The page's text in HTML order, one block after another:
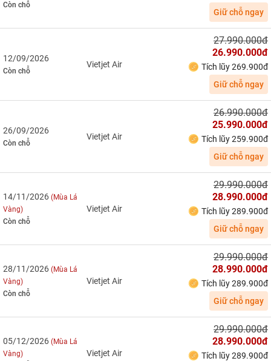
Còn chỗ
Giữ chỗ ngay
12/09/2026
Còn chỗ
Vietjet Air
27.990.000đ
26.990.000đ
Tích lũy 269.900đ
Giữ chỗ ngay
26/09/2026
Còn chỗ
Vietjet Air
26.990.000đ
25.990.000đ
Tích lũy 259.900đ
Giữ chỗ ngay
14/11/2026 (Mùa Lá
Vàng)
Còn chỗ
Vietjet Air
29.990.000đ
28.990.000đ
Tích lũy 289.900đ
Giữ chỗ ngay
28/11/2026 (Mùa Lá
Vàng)
Còn chỗ
Vietjet Air
29.990.000đ
28.990.000đ
Tích lũy 289.900đ
Giữ chỗ ngay
05/12/2026 (Mùa Lá
Vàng)
Vietjet Air
29.990.000đ
28.990.000đ
Tích lũy 289.900đ